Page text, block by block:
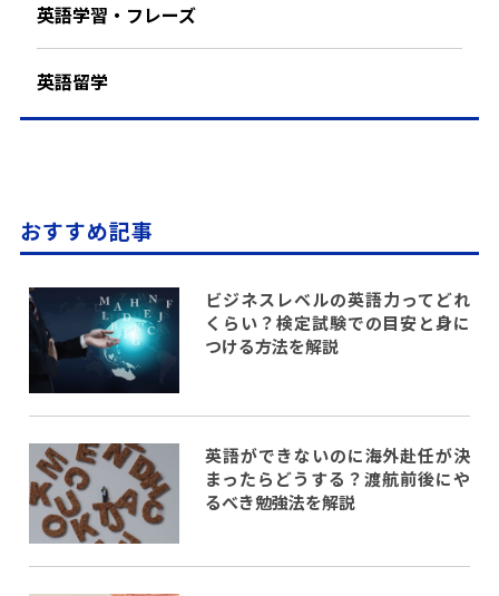
英語学習・フレーズ
英語留学
おすすめ記事
ビジネスレベルの英語力ってどれ
くらい？検定試験での目安と身に
つける方法を解説
英語ができないのに海外赴任が決
まったらどうする？渡航前後にや
るべき勉強法を解説